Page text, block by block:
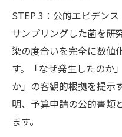
STEP 3：公的エビデン
サンプリングした菌を研
染の度合いを完全に数値
す。「なぜ発生したのか
か」の客観的根拠を提示
明、予算申請の公的書類
ます。